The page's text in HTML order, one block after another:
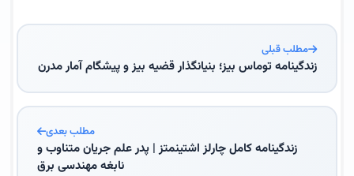
مطلب قبلی
زندگینامه توماس بیز؛ بنیانگذار قضیه بیز و پیشگام آمار مدرن
مطلب بعدی
زندگینامه کامل چارلز اشتینمتز | پدر علم جریان متناوب و
نابغه مهندسی برق